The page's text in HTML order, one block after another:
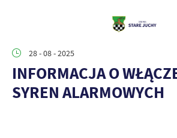
28 - 08 - 2025
INFORMACJA O
SYREN ALARMOWYCH